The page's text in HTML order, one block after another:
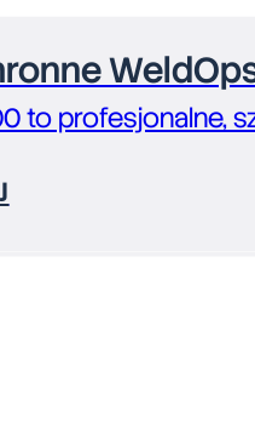
to profesjonalne,